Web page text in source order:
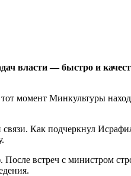
власти — быстро и
момент Минкультуры
Как подчеркнул
встреч с министром